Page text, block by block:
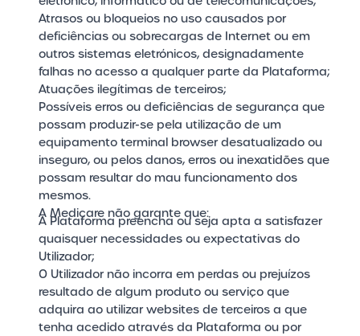
Atrasos ou bloqueios no uso causados por
deficiências ou sobrecargas de Internet ou em
outros sistemas eletrónicos, designadamente
falhas no acesso a qualquer parte da Plataforma;
Atuações ilegítimas de terceiros;
Possíveis erros ou deficiências de segurança que
possam produzir-se pela utilização de um
equipamento terminal browser desatualizado ou
inseguro, ou pelos danos, erros ou inexatidões que
possam resultar do mau funcionamento dos
mesmos.
A Medicare não garante que:
A Plataforma preencha ou seja apta a satisfazer
quaisquer necessidades ou expectativas do
Utilizador;
O Utilizador não incorra em perdas ou prejuízos
resultado de algum produto ou serviço que
adquira ao utilizar websites de terceiros a que
tenha acedido através da Plataforma ou por